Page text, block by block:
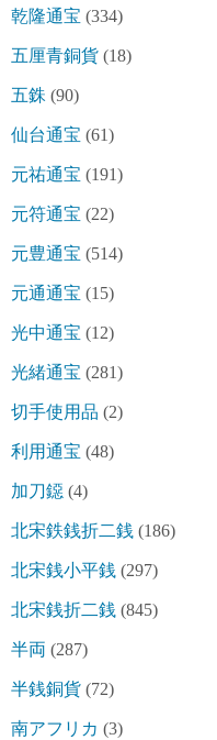
乾隆通宝 (334)
五厘青銅貨 (18)
五銖 (90)
仙台通宝 (61)
元祐通宝 (191)
元符通宝 (22)
元豊通宝 (514)
元通通宝 (15)
光中通宝 (12)
光緒通宝 (281)
切手使用品 (2)
利用通宝 (48)
加刀鐚 (4)
北宋鉄銭折二銭 (186)
北宋銭小平銭 (297)
北宋銭折二銭 (845)
半両 (287)
半銭銅貨 (72)
南アフリカ (3)